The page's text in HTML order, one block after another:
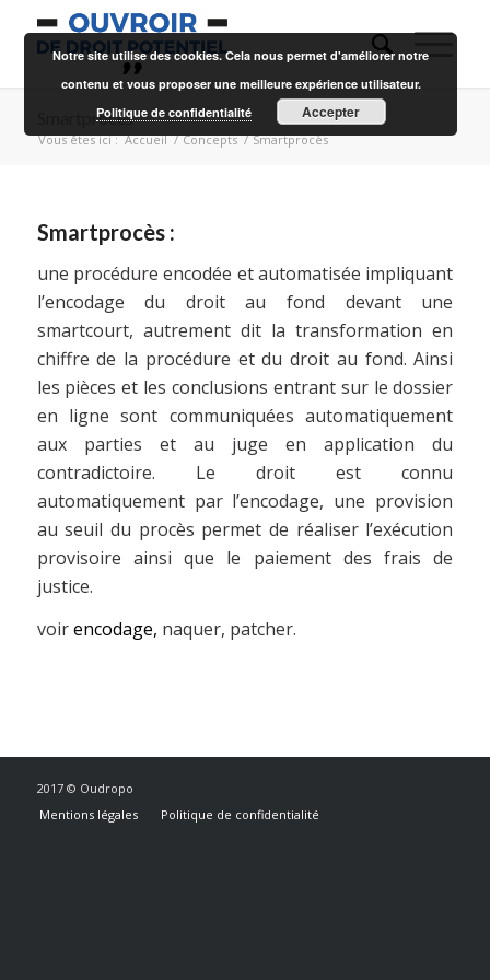
Smartprocès
Vous êtes ici : Accueil / Concepts / Smartprocès
Smartprocès :
une procédure encodée et automatisée impliquant
l’encodage du droit au fond devant une
smartcourt, autrement dit la transformation en
chiffre de la procédure et du droit au fond. Ainsi
les pièces et les conclusions entrant sur le dossier
en ligne sont communiquées automatiquement
aux parties et au juge en application du
contradictoire. Le droit est connu
automatiquement par l’encodage, une provision
au seuil du procès permet de réaliser l’exécution
provisoire ainsi que le paiement des frais de
justice.
voirencodage, naquer, patcher.
2017 © Oudropo
Mentions légales
Politique de confidentialité
Notre site utilise des cookies. Cela nous permet d'améliorer notre
contenu et vous proposer une meilleure expérience utilisateur.
Politique de confidentialité
Accepter